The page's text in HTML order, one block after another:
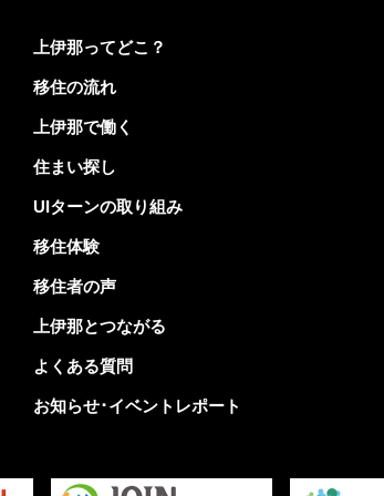
上伊那ってどこ？
移住の流れ
上伊那で働く
住まい探し
UIターンの取り組み
移住体験
移住者の声
上伊那とつながる
よくある質問
お知らせ･イベントレポート